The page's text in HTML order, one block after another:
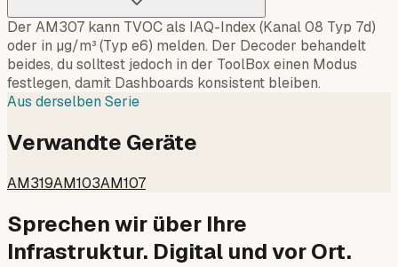
Der AM307 kann TVOC als IAQ-Index (Kanal 08 Typ 7d)
oder in µg/m³ (Typ e6) melden. Der Decoder behandelt
beides, du solltest jedoch in der ToolBox einen Modus
festlegen, damit Dashboards konsistent bleiben.
Aus derselben Serie
Verwandte Geräte
AM319AM103AM107
Sprechen wir über Ihre
Infrastruktur. Digital und vor Ort.